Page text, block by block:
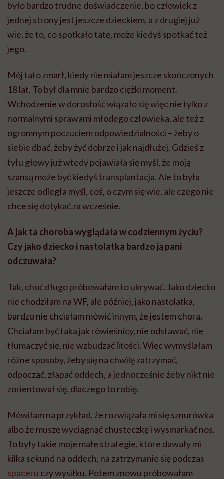
było bardzo trudne doświadczenie, bo człowiek z
jednej strony jest jeszcze dzieckiem, a z drugiej już
wie, że to, co spotkało tatę, może kiedyś spotkać też
jego.
Mój tato zmarł, kiedy nie miałam jeszcze skończonych
18 lat. To był dla mnie bardzo ciężki moment.
Wchodzenie w dorosłość wiązało się więc nie tylko z
normalnymi sprawami młodego człowieka, ale też z
ogromnym poczuciem odpowiedzialności – żeby o
siebie dbać, żeby żyć dobrze i jak najdłużej. Gdzieś z
tyłu głowy już wtedy pojawiała się myśl, że moją
szansą może być kiedyś transplantacja. Ale to była
jeszcze odległa myśl, coś, o czym się wie, ale czego nie
chce się dotykać za wcześnie.
A jak ta choroba wyglądała w codziennym życiu?
Czy jako dziecko i nastolatka bardzo ją pani
odczuwała?
Tak, choć długo próbowałam to ukrywać. Jako dziecko
nie chodziłam na WF, ale później, jako nastolatka,
bardzo nie chciałam mówić innym, że jestem chora.
Chciałam być taka jak rówieśnicy, nie odstawać, nie
tłumaczyć się, nie wzbudzać litości. Więc wymyślałam
różne sposoby, żeby się na chwilę zatrzymać,
odpocząć, złapać oddech, a jednocześnie żeby nikt nie
zorientował się, dlaczego to robię.
Mówiłam na przykład, że rozwiązała mi się sznurówka
albo że muszę wyciągnąć chusteczkę i wysmarkać nos.
To były takie moje małe strategie, które dawały mi
kilka sekund na oddech, na zatrzymanie się podczas
spaceru czy wysiłku. Potem znowu próbowałam